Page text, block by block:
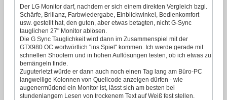
Der LG Monitor darf, nachdem er sich einem direkten Vergleich bzgl.
Schärfe, Brillanz, Farbwiedergabe, Einblickwinkel, Bedienkomfort
usw. gestellt hat, den guten, aber etwas betagten, nicht G-Sync
tauglichen 27" Monitor ablösen.
Die G Sync Tauglichkeit wird dann im Zusammenspiel mit der
GTX980 OC wortwörtlich "ins Spiel" kommen. Ich werde gerade mit
schnellen Shootern und in hohen Auflösungen testen, ob ich etwas zu
bemängeln finde.
Zuguterletzt würde er dann auch noch einen Tag lang am Büro-PC
langweilige Kolonnen von Quellcode anzeigen dürfen - wie
augenermüdend ein Monitor ist, lässt sich am besten bei
stundenlangem Lesen von trockenem Text auf Weiß fest stellen.